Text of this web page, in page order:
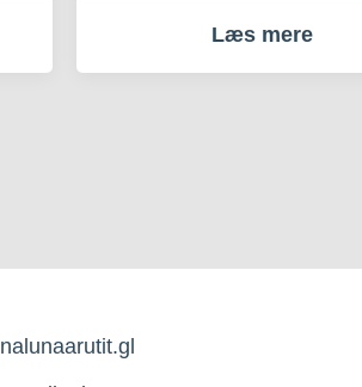
Læs mere
nalunaarutit.gl